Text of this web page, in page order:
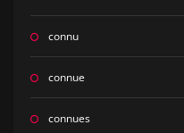
connu
connue
connues